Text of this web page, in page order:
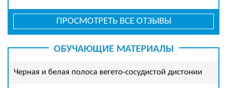
ПРОСМОТРЕТЬ ВСЕ ОТЗЫВЫ
ОБУЧАЮЩИЕ МАТЕРИАЛЫ
Черная и белая полоса вегето-сосудистой дистонии